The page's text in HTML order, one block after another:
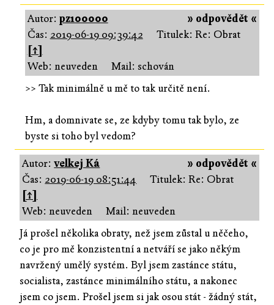
» odpovědět «
Autor: pz100000
Čas: 2019-06-19 09:39:42
Titulek: Re: Obrat
[↑]
Web: neuveden
Mail: schován
>> Tak minimálně u mě to tak určitě není.
Hm, a domnivate se, ze kdyby tomu tak bylo, ze
byste si toho byl vedom?
» odpovědět «
Autor:velkej Ká
Čas: 2019-06-19 08:51:44
Titulek: Re: Obrat
[↑]
Web: neuveden
Mail: neuveden
Já prošel několika obraty, než jsem zůstal u něčeho,
co je pro mě konzistentní a netváří se jako někým
navržený umělý systém. Byl jsem zastánce státu,
socialista, zastánce minimálního státu, a nakonec
jsem co jsem. Prošel jsem si jak osou stát - žádný stát,